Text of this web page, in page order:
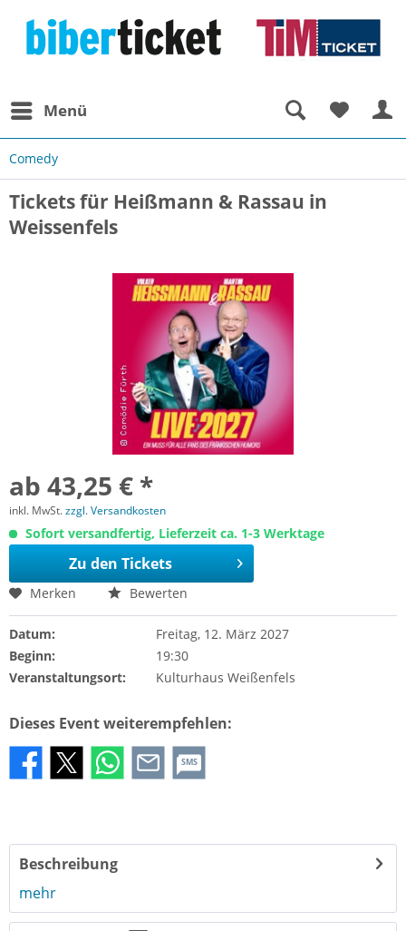
Menü
Comedy
Tickets für Heißmann & Rassau in
Weissenfels
ab 43,25 € *
inkl. MwSt.zzgl. Versandkosten
Sofort versandfertig, Lieferzeit ca. 1-3 Werktage
Zu den Tickets
Merken Bewerten
Datum:
Freitag, 12. März 2027
Beginn:
19:30
Veranstaltungsort:
Kulturhaus Weißenfels
Dieses Event weiterempfehlen:
SMS
Beschreibung
mehr